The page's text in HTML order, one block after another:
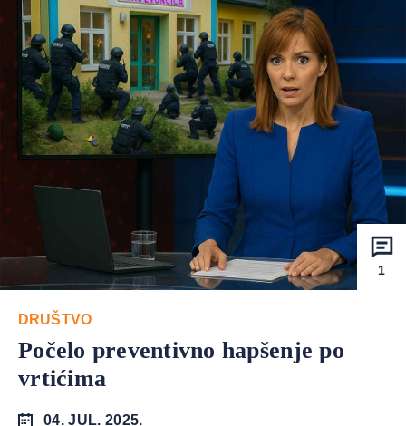
1
DRUŠTVO
Počelo preventivno hapšenje po
vrtićima
04. JUL. 2025.